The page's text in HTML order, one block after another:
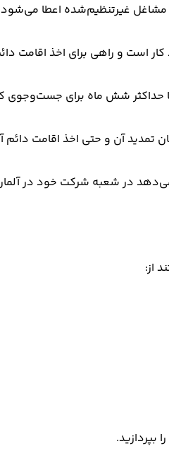
مشاغل غیرتنظیم‌شده اعطا
کار است و راهی برای اخذ اقامت
حداکثر شش ماه برای جست‌وجوی
تمدید آن و حتی اخذ اقامت دائم
بپردازید.